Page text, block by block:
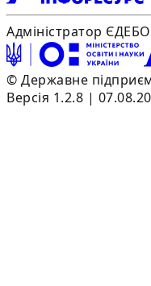
Адміністратор ЄДЕБО
© Державне
Версія 1.2.8 |